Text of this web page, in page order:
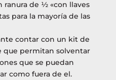
ranura de ½ «con llaves
para la mayoría de las
contar con un kit de
que permitan solventar
que se puedan
como fuera de el.